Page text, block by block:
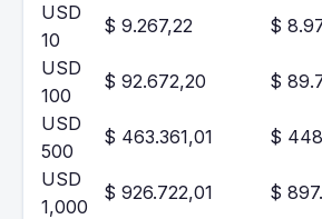
USD
10
$ 9.267,22
$
USD
100
$ 92.672,20
$
USD
500
$ 463.361,01
$
USD
1,000
$ 926.722,01 $